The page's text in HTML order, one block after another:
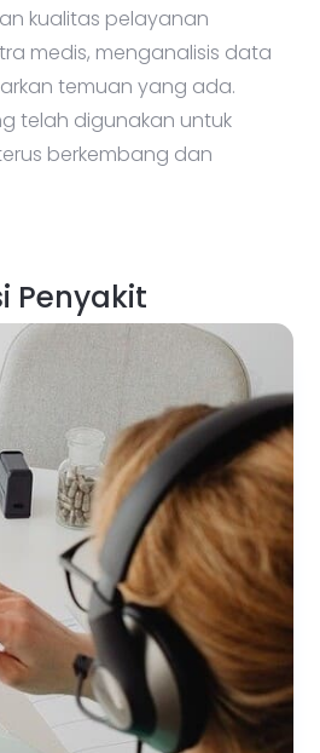
kualitas pelayanan
medis, menganalisis data
temuan yang ada.
telah digunakan untuk
berkembang dan
Penyakit